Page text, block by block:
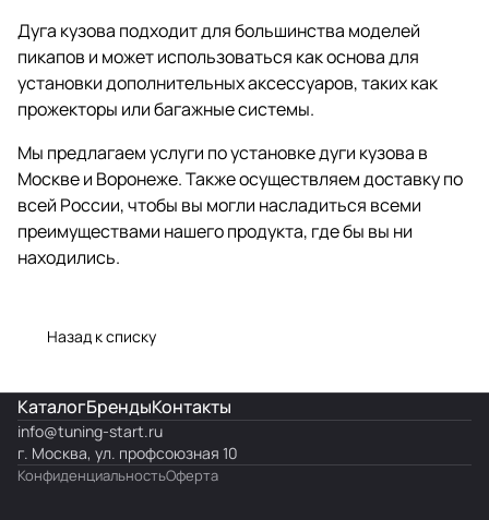
Дуга кузова подходит для большинства моделей
пикапов и может использоваться как основа для
установки дополнительных аксессуаров, таких как
прожекторы или багажные системы.
Мы предлагаем услуги по установке дуги кузова в
Москве и Воронеже. Также осуществляем доставку по
всей России, чтобы вы могли насладиться всеми
преимуществами нашего продукта, где бы вы ни
находились.
Назад к списку
КаталогБрендыКонтакты
info@tuning-start.ru
г. Москва, ул. профсоюзная 10
КонфиденциальностьОферта